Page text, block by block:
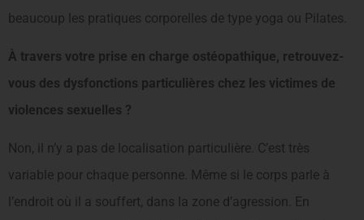
beaucoup les pratiques corporelles de type yoga ou Pilates.
À travers votre prise en charge ostéopathique, retrouvez-
vous des dysfonctions particulières chez les victimes de
violences sexuelles ?
Non, il n’y a pas de localisation particulière. C’est très
variable pour chaque personne. Même si le corps parle à
l’endroit où il a souffert, dans la zone d’agression. En